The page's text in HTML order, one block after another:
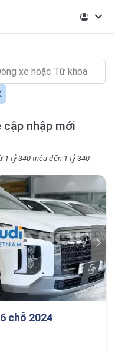
cập nhập mới
1 tỷ 340 triệu đến 1 tỷ 340
chỗ 2024